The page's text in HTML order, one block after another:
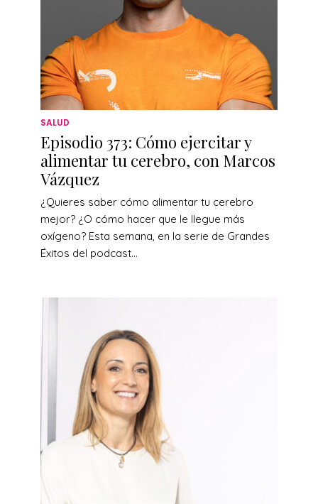
SALUD
Episodio 373: Cómo ejercitar y
alimentar tu cerebro, con Marcos
Vázquez
¿Quieres saber cómo alimentar tu cerebro
mejor? ¿O cómo hacer que le llegue más
oxígeno? Esta semana, en la serie de Grandes
Éxitos del podcast...